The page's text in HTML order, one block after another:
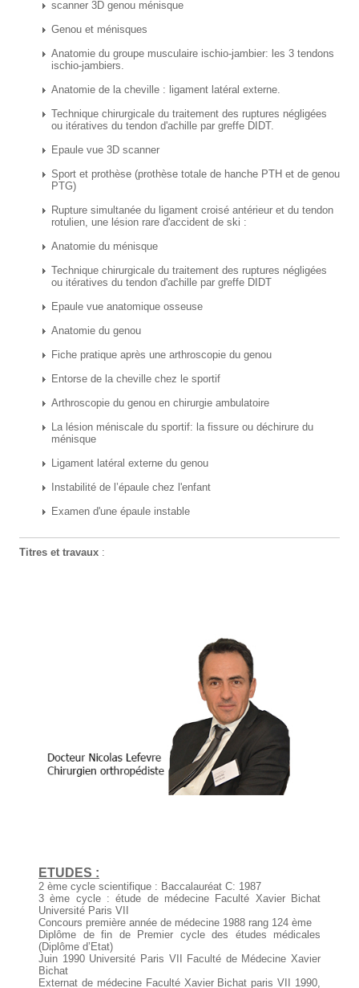
scanner 3D genou ménisque
Genou et ménisques
Anatomie du groupe musculaire ischio-jambier: les 3 tendons
ischio-jambiers.
Anatomie de la cheville : ligament latéral externe.
Technique chirurgicale du traitement des ruptures négligées
ou itératives du tendon d'achille par greffe DIDT.
Epaule vue 3D scanner
Sport et prothèse (prothèse totale de hanche PTH et de genou
PTG)
Rupture simultanée du ligament croisé antérieur et du tendon
rotulien, une lésion rare d'accident de ski :
Anatomie du ménisque
Technique chirurgicale du traitement des ruptures négligées
ou itératives du tendon d'achille par greffe DIDT
Epaule vue anatomique osseuse
Anatomie du genou
Fiche pratique après une arthroscopie du genou
Entorse de la cheville chez le sportif
Arthroscopie du genou en chirurgie ambulatoire
La lésion méniscale du sportif: la fissure ou déchirure du
ménisque
Ligament latéral externe du genou
Instabilité de l’épaule chez l'enfant
Examen d'une épaule instable
Titres et travaux :
ETUDES :
2 ème cycle scientifique : Baccalauréat C: 1987
3 ème cycle : étude de médecine Faculté Xavier Bichat
Université Paris VII
Concours première année de médecine 1988 rang 124 ème
Diplôme de fin de Premier cycle des études médicales
(Diplôme d’Etat)
Juin 1990 Université Paris VII Faculté de Médecine Xavier
Bichat
Externat de médecine Faculté Xavier Bichat paris VII 1990,